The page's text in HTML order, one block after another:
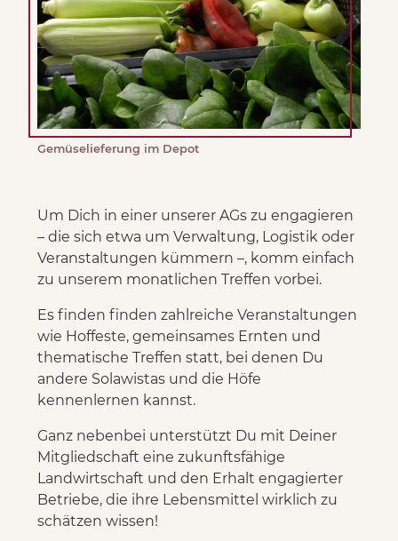
Gemüselieferung im Depot
Um Dich in einer unserer AGs zu engagieren
– die sich etwa um Verwaltung, Logistik oder
Veranstaltungen kümmern –, komm einfach
zu unserem monatlichen Treffen vorbei.
Es finden finden zahlreiche Veranstaltungen
wie Hoffeste, gemeinsames Ernten und
thematische Treffen statt, bei denen Du
andere Solawistas und die Höfe
kennenlernen kannst.
Ganz nebenbei unterstützt Du mit Deiner
Mitgliedschaft eine zukunftsfähige
Landwirtschaft und den Erhalt engagierter
Betriebe, die ihre Lebensmittel wirklich zu
schätzen wissen!